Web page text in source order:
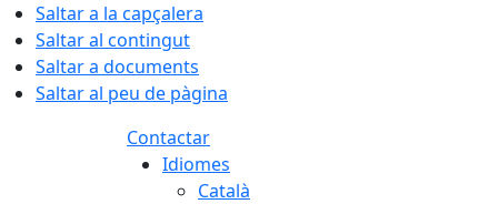
Saltar a la capçalera
Saltar al contingut
Saltar a documents
Saltar al peu de pàgina
Contactar
Idiomes
Català